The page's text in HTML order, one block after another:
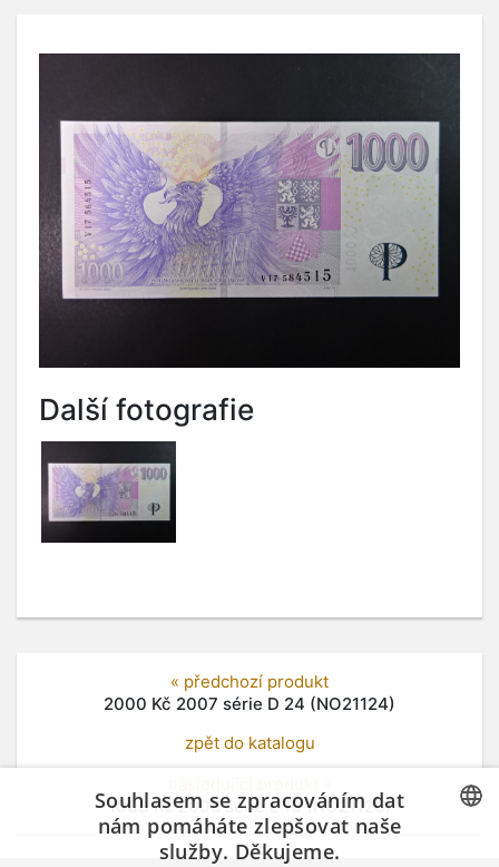
Další fotografie
« předchozí produkt
2000 Kč 2007 série D 24 (NO21124)
zpět do katalogu
1000 Kč 2008 série L 16 (NO21126)
Souhlasem se zpracováním dat
nám pomáháte zlepšovat naše
služby. Děkujeme.